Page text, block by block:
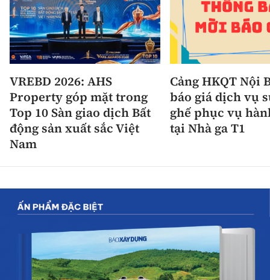
VREBD 2026: AHS
Property góp mặt trong
Top 10 Sàn giao dịch Bất
động sản xuất sắc Việt
Nam
Cảng HKQT Nội
báo giá dịch vụ
ghế phục vụ
tại Nhà ga T1